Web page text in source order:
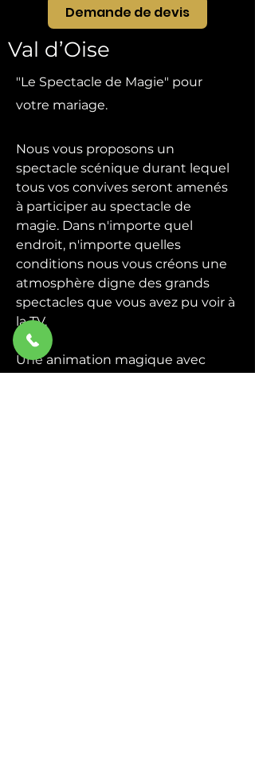
Demande de devis
Val d’Oise
"Le Spectacle de Magie" pour
votre mariage.
Nous vous proposons un
spectacle scénique durant lequel
tous vos convives seront amenés
à participer au spectacle de
magie. Dans n'importe quel
endroit, n'importe quelles
conditions nous vous créons une
atmosphère digne des grands
spectacles que vous avez pu voir à
la TV.
Une animation magique avec